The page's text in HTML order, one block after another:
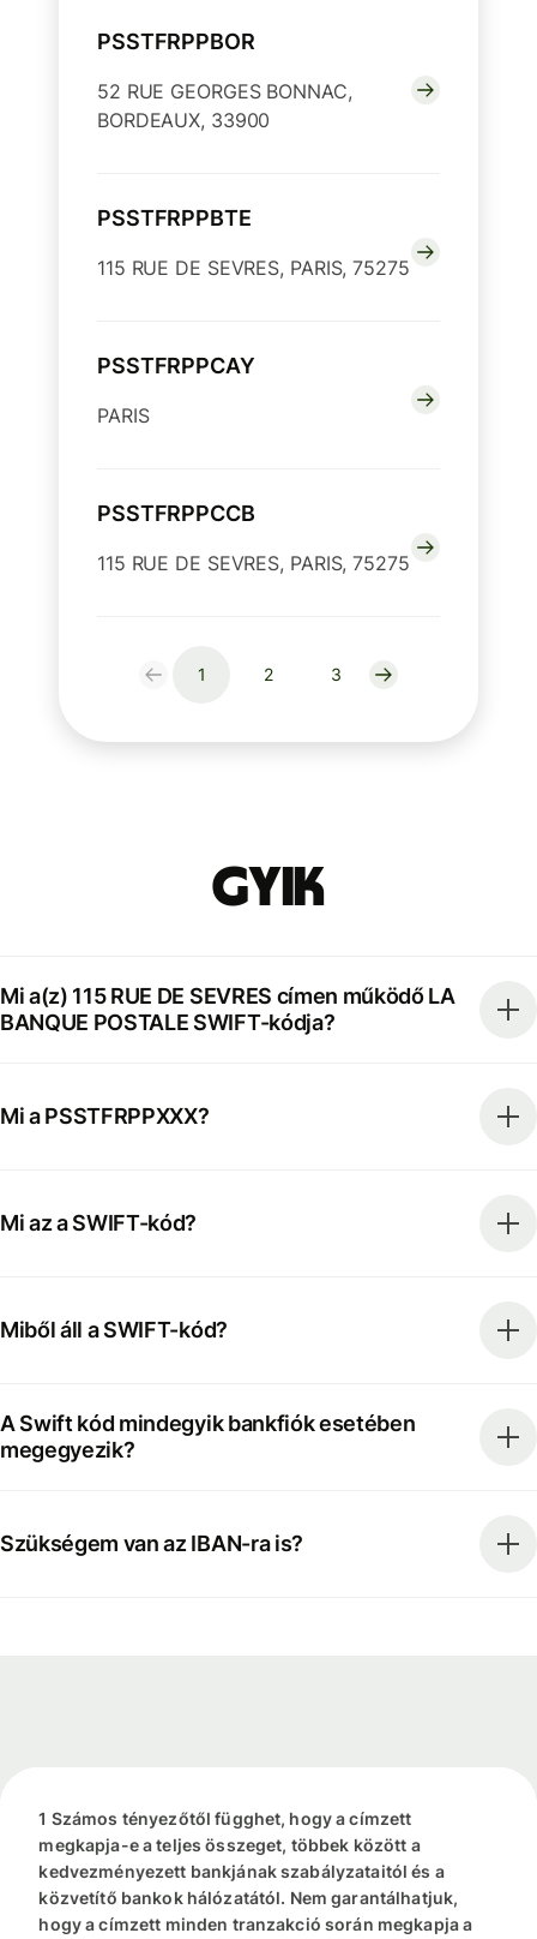
PSSTFRPPBOR
52 RUE GEORGES BONNAC,
BORDEAUX, 33900
PSSTFRPPBTE
115 RUE DE SEVRES, PARIS, 75275
PSSTFRPPCAY
PARIS
PSSTFRPPCCB
115 RUE DE SEVRES, PARIS, 75275
1 2 3
GYIK
Mi a(z) 115 RUE DE SEVRES címen működő LA
BANQUE POSTALE SWIFT-kódja?
Mi a PSSTFRPPXXX?
Mi az a SWIFT-kód?
Miből áll a SWIFT-kód?
A Swift kód mindegyik bankfiók esetében
megegyezik?
Szükségem van az IBAN-ra is?
1 Számos tényezőtől függhet, hogy a címzett
megkapja-e a teljes összeget, többek között a
kedvezményezett bankjának szabályzataitól és a
közvetítő bankok hálózatától. Nem garantálhatjuk,
hogy a címzett minden tranzakció során megkapja a